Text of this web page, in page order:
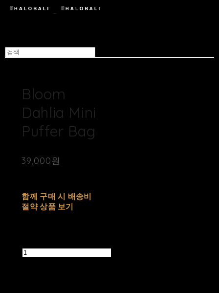
Bloom
Dahlia Mini
Puffer Bag
39,000원
함께 구매 시 배송비
절약 상품 보기